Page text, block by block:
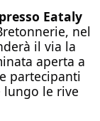
Eataly
nel
il via la
aperta a
partecipanti
le rive